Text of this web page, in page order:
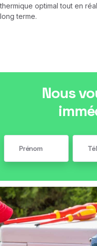
thermique optimal tout en
long terme.
Nous